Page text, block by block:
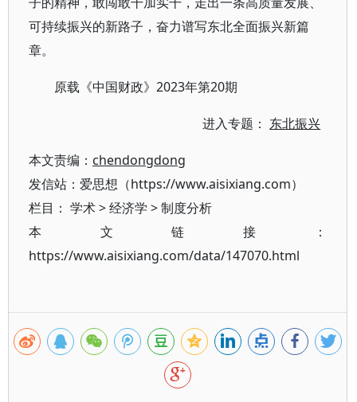
可持续振兴的新路子，奋力谱写东北全面振兴新篇
章。
原载《中国财政》2023年第20期
进入专题： 东北振兴
本文责编： chendongdong
发信站：爱思想（https://www.aisixiang.com）
栏目： 学术>经济学 >制度分析
本文链接：
https://www.aisixiang.com/data/147070.html